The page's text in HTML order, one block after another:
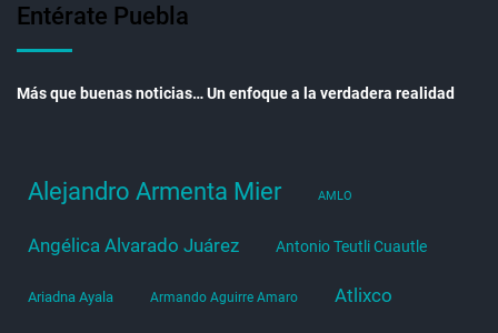
Entérate Puebla
Más que buenas noticias… Un enfoque a la verdadera realidad
Alejandro Armenta Mier AMLO
Angélica Alvarado Juárez Antonio Teutli Cuautle
Ariadna Ayala Armando Aguirre Amaro Atlixco